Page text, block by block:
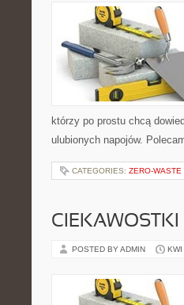
którzy po prostu chcą
ulubionych napojów.
CATEGORIES: ZERO-WASTE
POSTED BY ADMIN KWI